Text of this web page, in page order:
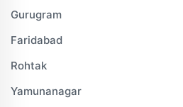
Gurugram
Faridabad
Rohtak
Yamunanagar